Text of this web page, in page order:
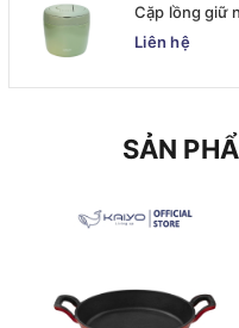
Cặp lồng giữ
[mã KVL-6513]
Liên hệ
SẢN